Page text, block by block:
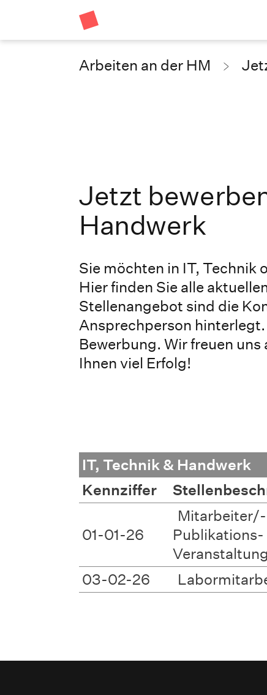
Arbeiten an der HM
Jetzt
Handwerk
Sie möchten in IT, Technik
Hier finden Sie alle
Stellenangebot sind die
Ansprechperson
Bewerbung. Wir freuen
Ihnen viel Erfolg!
IT, Technik & Handwerk
Kennziffer
01-01-26
Publikations-
03-02-26